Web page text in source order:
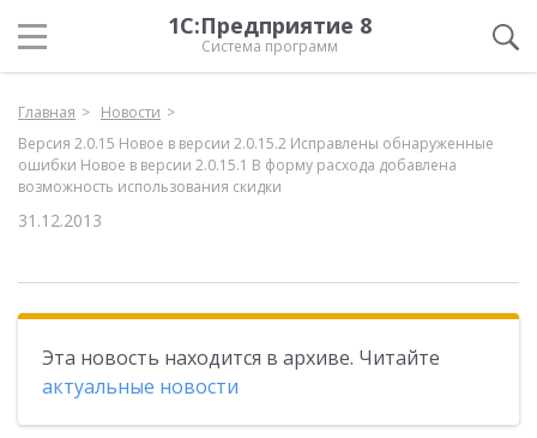
1С:Предприятие 8
Система программ
Главная
Новости
Версия 2.0.15 Новое в версии 2.0.15.2 Исправлены обнаруженные
ошибки Новое в версии 2.0.15.1 В форму расхода добавлена
возможность использования скидки
31.12.2013
Эта новость находится в архиве. Читайте
актуальные новости